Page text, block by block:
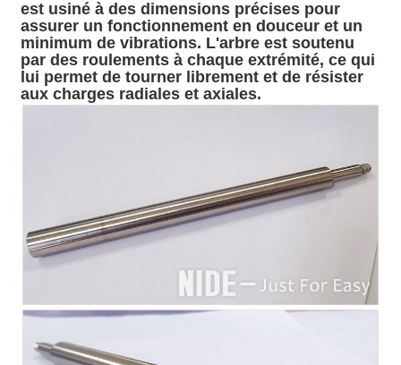
est usiné à des dimensions précises pour
assurer un fonctionnement en douceur et un
minimum de vibrations. L'arbre est soutenu
par des roulements à chaque extrémité, ce qui
lui permet de tourner librement et de résister
aux charges radiales et axiales.